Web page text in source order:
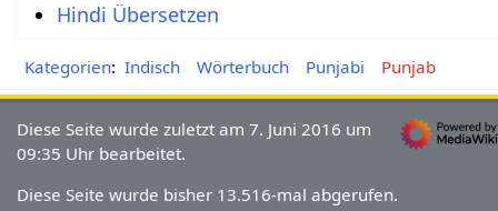
Hindi Übersetzen
Kategorien: Indisch Wörterbuch Punjabi Punjab
Diese Seite wurde zuletzt am 7. Juni 2016 um
09:35 Uhr bearbeitet.
Diese Seite wurde bisher 13.516-mal abgerufen.